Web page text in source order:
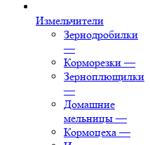
Измельчители
Зернодробилки
—
Корморезки —
Зерноплющилки
—
Домашние
мельницы —
Кормоцеха —